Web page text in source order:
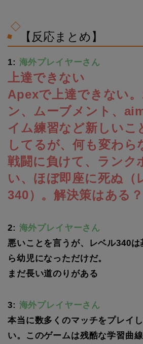
【反応まとめ】
1: 海外プレイヤーさん
上達できない
Apexで上達できない
ン、ムーブメント、
イム練習など新しいこ
してるが、何も変わら
戦闘に負けて、ランク
い、ほぼ即座に死ぬ（
340）。解決策はある？
2: 海外プレイヤーさん
悪いことを言うが、レベル340
ら幼児になっただけだ。
まだ長い道のりがある
3: 海外プレイヤーさん
本当に数多くのマッチをプレイ
い。このゲームは残酷な学習曲線